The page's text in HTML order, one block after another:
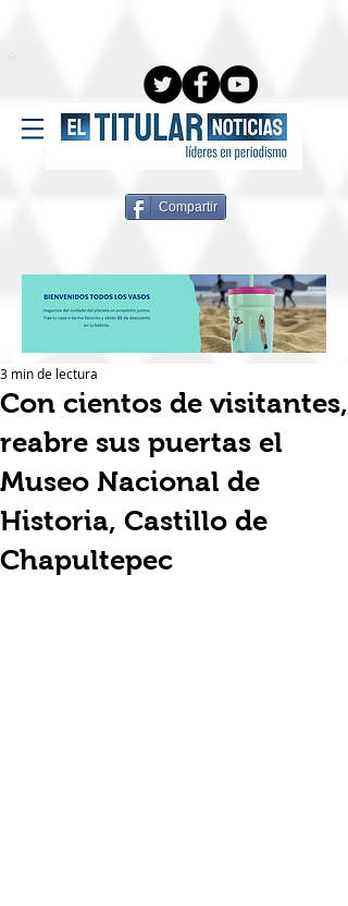
Compartir
Con cientos de visitantes,
reabre sus puertas el
Museo Nacional de
Historia, Castillo de
Chapultepec
3 min de lectura